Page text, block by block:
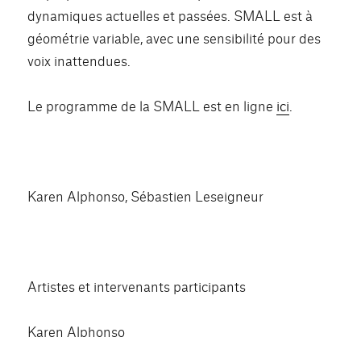
dynamiques actuelles et passées. SMALL est à
géométrie variable, avec une sensibilité pour des
voix inattendues.
Le programme de la SMALL est en ligne ici
Karen Alphonso, Sébastien Leseigneur
Artistes et intervenants participants
Karen Alphonso